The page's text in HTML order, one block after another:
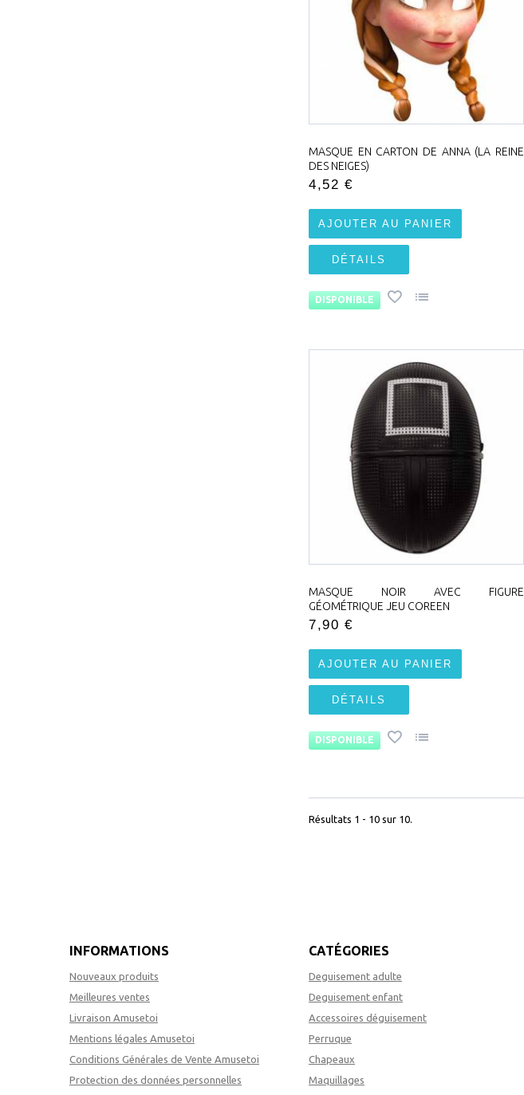
MASQUE EN CARTON DE ANNA (LA REINE
DES NEIGES)
4,52 €
AJOUTER AU PANIER
DÉTAILS
DISPONIBLE
MASQUE NOIR AVEC FIGURE
GÉOMÉTRIQUE JEU COREEN
7,90 €
AJOUTER AU PANIER
DÉTAILS
DISPONIBLE
Résultats 1 - 10 sur 10.
INFORMATIONS
Nouveaux produits
Meilleures ventes
Livraison Amusetoi
Mentions légales Amusetoi
Conditions Générales de Vente Amusetoi
Protection des données personnelles
CATÉGORIES
Deguisement adulte
Deguisement enfant
Accessoires déguisement
Perruque
Chapeaux
Maquillages